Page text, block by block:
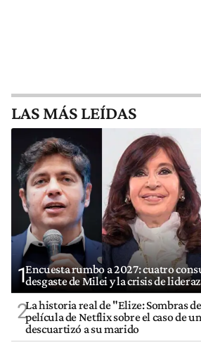
LAS MÁS LEÍDAS
1Encuesta rumbo a 2027: cuatro
desgaste de Milei y la crisis de
2La historia real de "Elize: Sombras
película de Netflix sobre el caso de
descuartizó a su marido